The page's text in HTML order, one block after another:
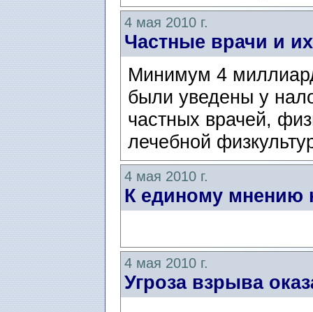
4 мая 2010 г.
Частные врачи и
Минимум 4
были уведены у
частных врачей,
лечебной
4 мая 2010 г.
К единому мнению
4 мая 2010 г.
Угроза взрыва